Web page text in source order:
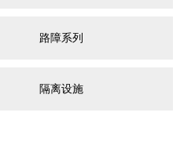
路障系列
隔离设施